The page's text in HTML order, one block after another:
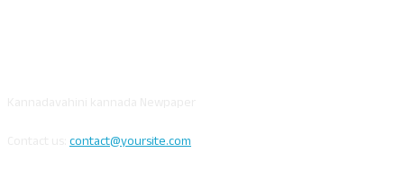
contact@yoursite.com